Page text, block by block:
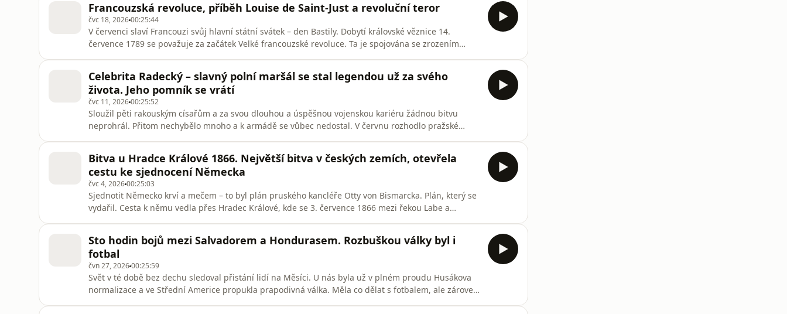
Francouzská revoluce, příběh Louise de Saint-Just a revoluční teror
čvc 18, 202600:25:44
V červenci slaví Francouzi svůj hlavní státní svátek – den Bastily. Dobytí královské věznice 14.
července 1789 se považuje za začátek Velké francouzské revoluce. Ta je spojována se zrozením
mujRozhlas pro Android
Celebrita Radecký – slavný polní maršál se stal legendou už za svého
života. Jeho pomník se vrátí
čvc 11, 202600:25:52
Sloužil pěti rakouským císařům a za svou dlouhou a úspěšnou vojenskou kariéru žádnou bitvu
neprohrál. Přitom nechybělo mnoho a k armádě se vůbec nedostal. V červnu rozhodlo pražské
pohodlně poslouchat v mobilní
Bitva u Hradce Králové 1866. Největší bitva v českých zemích, otevřela
cestu ke sjednocení Německa
čvc 4, 202600:25:03
Sjednotit Německo krví a mečem – to byl plán pruského kancléře Otty von Bismarcka. Plán, který se
vydařil. Cesta k němu vedla přes Hradec Králové, kde se 3. července 1866 mezi řekou Labe a
zemích a druh
Sto hodin bojů mezi Salvadorem a Hondurasem. Rozbuškou války byl i
fotbal
čvn 27, 202600:25:59
Svět v té době bez dechu sledoval přistání lidí na Měsíci. U nás byla už v plném proudu Husákova
normalizace a ve Střední Americe propukla prapodivná válka. Měla co dělat s fotbalem, ale zároveň